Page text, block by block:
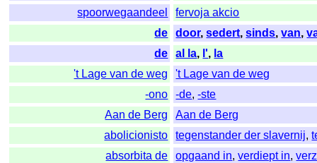
spoorwegaandeel
fervoja akcio
de
door,sedert,sinds,van,
de
al la, l', la
't Lage van de weg
't Lage van de weg
-ono
-de,-ste
Aan de Berg
Aan de Berg
abolicionisto
tegenstander der slavernij,
absorbita de
opgaand in,verdiept in,